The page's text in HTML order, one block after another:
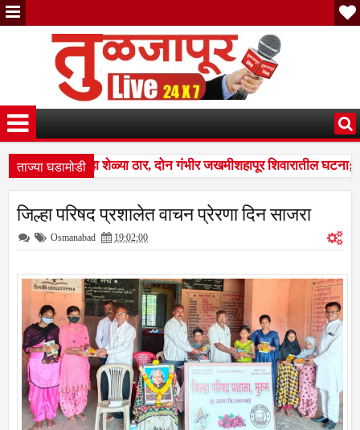
ताज्या घडामोडी
पडला; सहा शेळ्या ठार, दोन गंभीर जखमीशहापूर शिवारातील घटना;
१७ लाखांचा गंडा; तुळजापूर तालुक्यातील दाम्पत्याची आर्थिक फसवणूक;
पडला; सहा शेळ्या ठार, दोन गंभीर जखमीशहापूर शिवारातील घटना;
जिल्हा परिषद प्रशालेत वाचन प्रेरणा दिन साजरा
Osmanabad 19:02:00